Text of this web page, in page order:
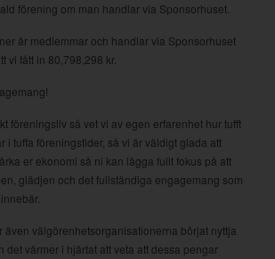
förening om man handlar via Sponsorhuset.
är medlemmar och handlar via Sponsorhuset
vi fått in 80,798,298 kr.
föreningsliv så vet vi av egen erfarenhet hur tufft
i tuffa föreningstider, så vi är väldigt glada att
er ekonomi så ni kan lägga fullt fokus på att
glädjen och det fullständiga engagemang som
även välgörenhetsorganisationerna börjat nyttja
det värmer i hjärtat att veta att dessa pengar